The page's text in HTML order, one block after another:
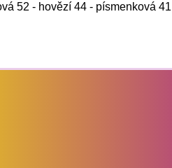
52 - hovězí 44 - písmenková